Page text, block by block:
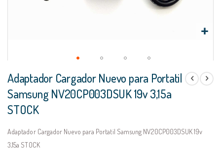
al
comienzo
de
la
galería
de
imágenes
Adaptador Cargador Nuevo para Portatil
Samsung NV20CP003DSUK 19v 3,15a
STOCK
Adaptador Cargador Nuevo para Portatil Samsung NV20CP003DSUK 19v
3,15a STOCK